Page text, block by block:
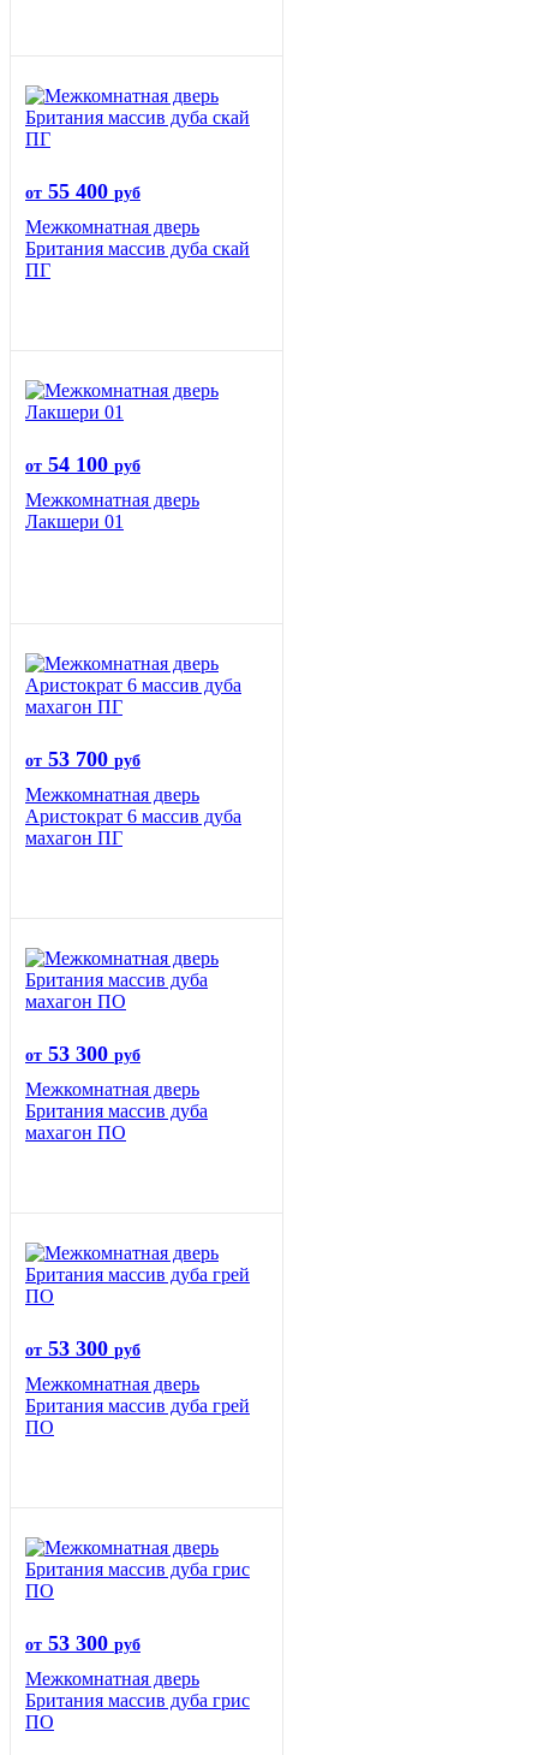
от 55 400 руб
Межкомнатная дверь
Британия массив дуба скай
ПГ
от 54 100 руб
Межкомнатная дверь
Лакшери 01
от 53 700 руб
Межкомнатная дверь
Аристократ 6 массив дуба
махагон ПГ
от 53 300 руб
Межкомнатная дверь
Британия массив дуба
махагон ПО
от 53 300 руб
Межкомнатная дверь
Британия массив дуба грей
ПО
от 53 300 руб
Межкомнатная дверь
Британия массив дуба грис
ПО